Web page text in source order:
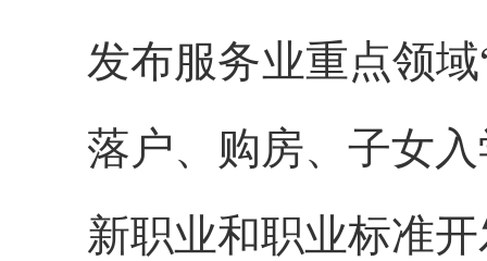
发布服务业重点领
落户、购房、子女
新职业和职业标准